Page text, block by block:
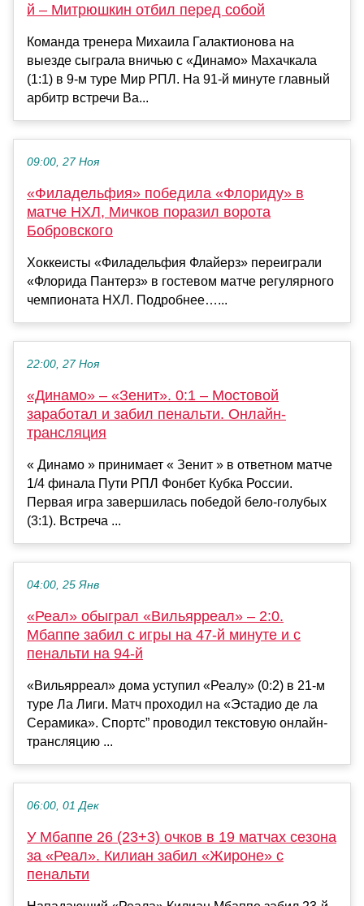
й – Митрюшкин отбил перед собой
Команда тренера Михаила Галактионова на
выезде сыграла вничью с «Динамо» Махачкала
(1:1) в 9-м туре Мир РПЛ. На 91-й минуте главный
арбитр встречи Ва...
09:00, 27 Ноя
«Филадельфия» победила «Флориду» в
матче НХЛ, Мичков поразил ворота
Бобровского
Хоккеисты «Филадельфия Флайерз» переиграли
«Флорида Пантерз» в гостевом матче регулярного
чемпионата НХЛ. Подробнее…...
22:00, 27 Ноя
«Динамо» – «Зенит». 0:1 – Мостовой
заработал и забил пенальти. Онлайн-
трансляция
« Динамо » принимает « Зенит » в ответном матче
1/4 финала Пути РПЛ Фонбет Кубка России.
Первая игра завершилась победой бело-голубых
(3:1). Встреча ...
04:00, 25 Янв
«Реал» обыграл «Вильярреал» – 2:0.
Мбаппе забил с игры на 47-й минуте и с
пенальти на 94-й
«Вильярреал» дома уступил «Реалу» (0:2) в 21-м
туре Ла Лиги. Матч проходил на «Эстадио де ла
Серамика». Спортс” проводил текстовую онлайн-
трансляцию ...
06:00, 01 Дек
У Мбаппе 26 (23+3) очков в 19 матчах сезона
за «Реал». Килиан забил «Жироне» с
пенальти